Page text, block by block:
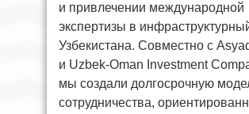
и привлечении международной
экспертизы в
Узбекистана. Совместно с
и Uzbek-Oman Investment
мы создали долгосрочную
сотрудничества,